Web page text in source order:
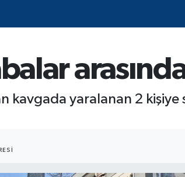
kavgada yaralanan 2